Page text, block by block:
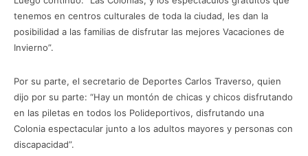
tenemos en centros culturales de toda la ciudad, les dan la
posibilidad a las familias de disfrutar las mejores Vacaciones de
Invierno”.
Por su parte, el secretario de Deportes Carlos Traverso, quien
dijo por su parte: “Hay un montón de chicas y chicos disfrutando
en las piletas en todos los Polideportivos, disfrutando una
Colonia espectacular junto a los adultos mayores y personas con
discapacidad”.